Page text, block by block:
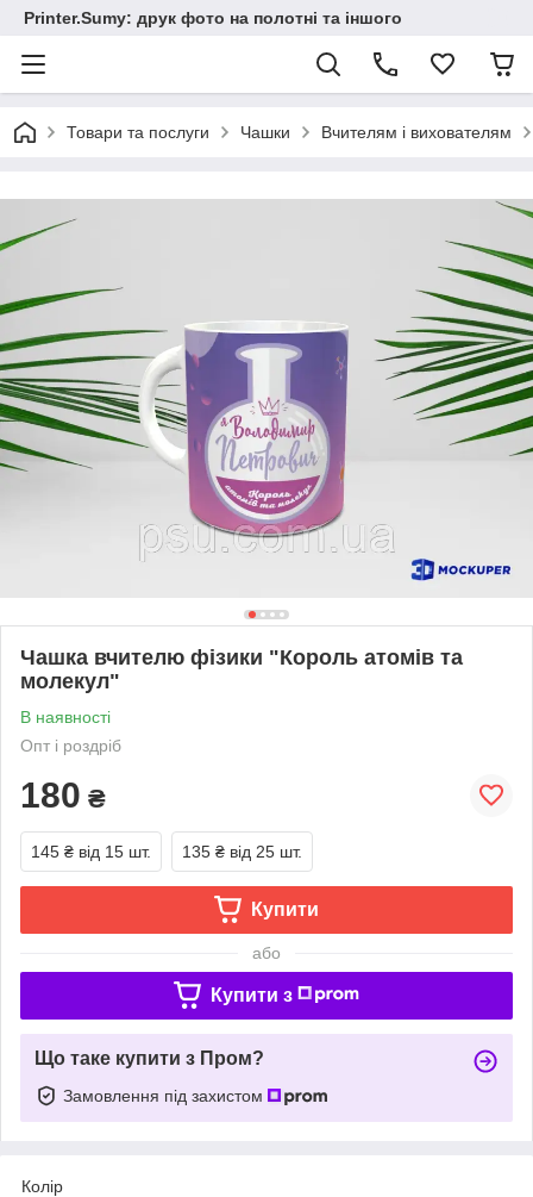
Printer.Sumy: друк фото на полотні та іншого
Товари та послуги Чашки Вчителям і вихователям
Чашка вчителю фізики "Король атомів та
молекул"
В наявності
Опт і роздріб
180 ₴
145 ₴ від 15 шт. 135 ₴ від 25 шт.
Купити
або
Купити з
Що таке купити з Пром?
Замовлення під захистом
Колір